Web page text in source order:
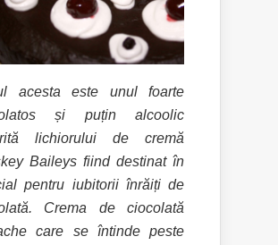
acesta este unul foarte
și puțin alcoolic
lichiorului de cremă
Baileys fiind destinat în
pentru iubitorii înrăiți de
Crema de ciocolată
care se întinde peste